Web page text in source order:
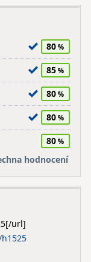
80
85
80
80
80
hodnocení